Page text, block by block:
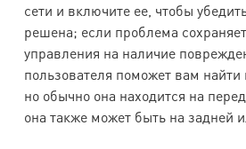
сети и включите ее, чтобы
решена; если проблема
управления на наличие
пользователя поможет вам найти
но обычно она находится на
она также может быть на задней